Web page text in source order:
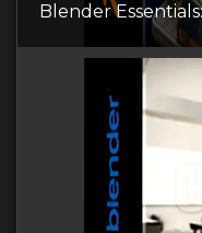
Blender